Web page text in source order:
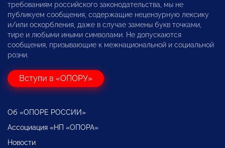
требованиям российского законодательства, мы не
публикуем сообщения, содержащие нецензурную лексику
и/или оскорбления, даже в случае замены букв точками,
тире и любыми иными символами. Не допускаются
сообщения, призывающие к межнациональной и социальной
розни.
Вступи в «ОПОРУ»
Об «ОПОРЕ РОССИИ»
Ассоциация «НП «ОПОРА»
Новости